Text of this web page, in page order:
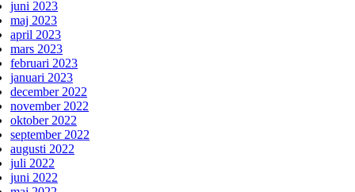
juni 2023
maj 2023
april 2023
mars 2023
februari 2023
januari 2023
december 2022
november 2022
oktober 2022
september 2022
augusti 2022
juli 2022
juni 2022